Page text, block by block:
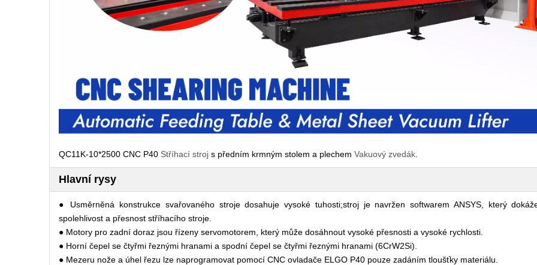
QC11K-10*2500 CNC P40 Stříhací stroj s předním krmným stolem a plechem Vakuový zvedák
Hlavní rysy
● Usměrněná konstrukce svařovaného stroje dosahuje vysoké tuhosti;stroj je navržen softwarem ANSYS, který
spolehlivost a přesnost stříhacího stroje.
● Motory pro zadní doraz jsou řízeny servomotorem, který může dosáhnout vysoké přesnosti a vysoké rychlosti.
● Horní čepel se čtyřmi řeznými hranami a spodní čepel se čtyřmi řeznými hranami (6CrW2Si).
● Mezeru nože a úhel řezu lze naprogramovat pomocí CNC ovladače ELGO P40 pouze zadáním tloušťky materiálu.